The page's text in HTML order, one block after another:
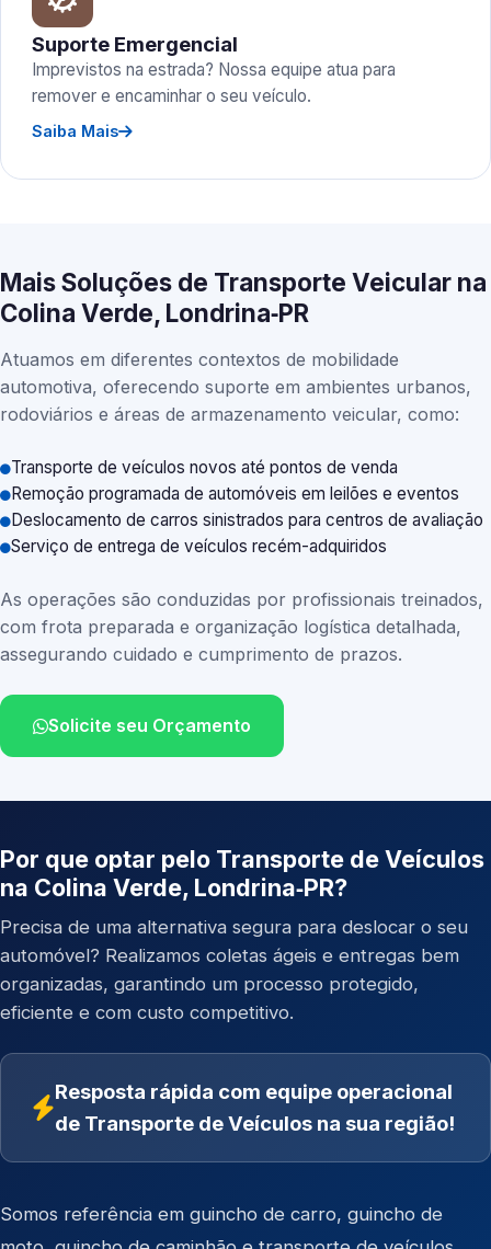
Suporte Emergencial
Imprevistos na estrada? Nossa equipe atua para
remover e encaminhar o seu veículo.
Saiba Mais
Mais Soluções de Transporte Veicular na
Colina Verde, Londrina‑PR
Atuamos em diferentes contextos de mobilidade
automotiva, oferecendo suporte em ambientes urbanos,
rodoviários e áreas de armazenamento veicular, como:
Transporte de veículos novos até pontos de venda
Remoção programada de automóveis em leilões e eventos
Deslocamento de carros sinistrados para centros de avaliação
Serviço de entrega de veículos recém-adquiridos
As operações são conduzidas por profissionais treinados,
com frota preparada e organização logística detalhada,
assegurando cuidado e cumprimento de prazos.
Solicite seu Orçamento
Por que optar pelo Transporte de Veículos
na Colina Verde, Londrina‑PR?
Precisa de uma alternativa segura para deslocar o seu
automóvel? Realizamos coletas ágeis e entregas bem
organizadas, garantindo um processo protegido,
eficiente e com custo competitivo.
Resposta rápida com equipe operacional
de Transporte de Veículos na sua região!
Somos referência em guincho de carro, guincho de